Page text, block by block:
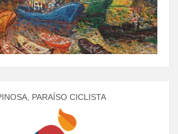
PARAÍSO CICLISTA